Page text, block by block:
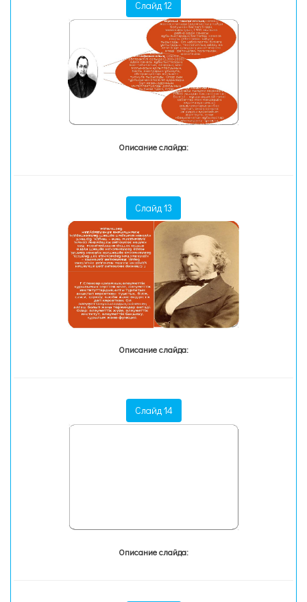
Слайд 12
Описание слайда:
Слайд 13
Описание слайда:
Слайд 14
Описание слайда: